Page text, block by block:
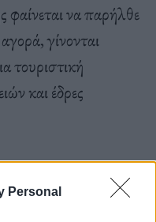
Personal
φαίνεται να παρήλθε
γίνονται
τουριστική
και έδρες
στοιχεία της
αύξησης,